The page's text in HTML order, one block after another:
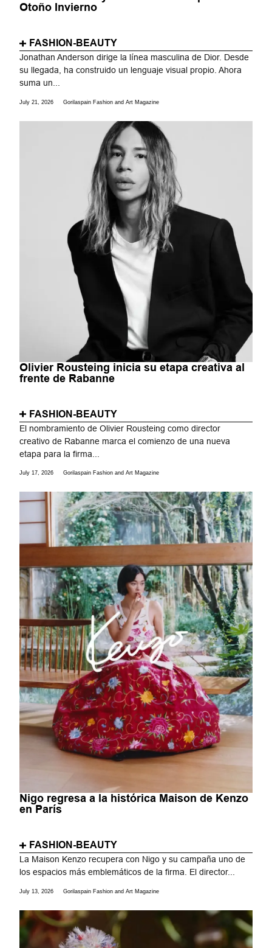
Otoño Invierno
FASHION-BEAUTY
Jonathan Anderson dirige la línea masculina de Dior. Desde
su llegada, ha construido un lenguaje visual propio. Ahora
suma un...
July 21, 2026 Gorilaspain Fashion and Art Magazine
Olivier Rousteing inicia su etapa creativa al
frente de Rabanne
FASHION-BEAUTY
El nombramiento de Olivier Rousteing como director
creativo de Rabanne marca el comienzo de una nueva
etapa para la firma...
July 17, 2026 Gorilaspain Fashion and Art Magazine
Nigo regresa a la histórica Maison de Kenzo
en París
FASHION-BEAUTY
La Maison Kenzo recupera con Nigo y su campaña uno de
los espacios más emblemáticos de la firma. El director...
July 13, 2026 Gorilaspain Fashion and Art Magazine